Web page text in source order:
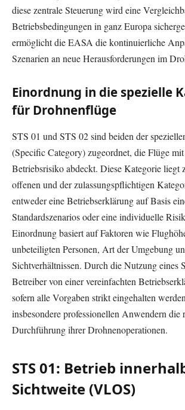
diese zentrale Steuerung wird eine
Betriebsbedingungen in ganz Europa
ermöglicht die EASA die kontinuierliche
Szenarien an neue Herausforderungen im
Einordnung in die spezielle
für Drohnenflüge
STS 01 und STS 02 sind beiden der
(Specific Category) zugeordnet, die Flüge
Betriebsrisiko abdeckt. Diese Kategorie liegt
offenen und der zulassungspflichtigen
entweder eine Betriebserklärung auf Basis
Standardszenarios oder eine individuelle
Einordnung basiert auf Faktoren wie
unbeteiligten Personen, Art der Umgebung
Sichtverhältnissen. Durch die Nutzung eines
Betreiber von einer vereinfachten
sofern alle Vorgaben strikt eingehalten
insbesondere professionellen Anwendern die
Durchführung ihrer Drohnenoperationen.
STS 01: Betrieb
Sichtweite (VLOS)